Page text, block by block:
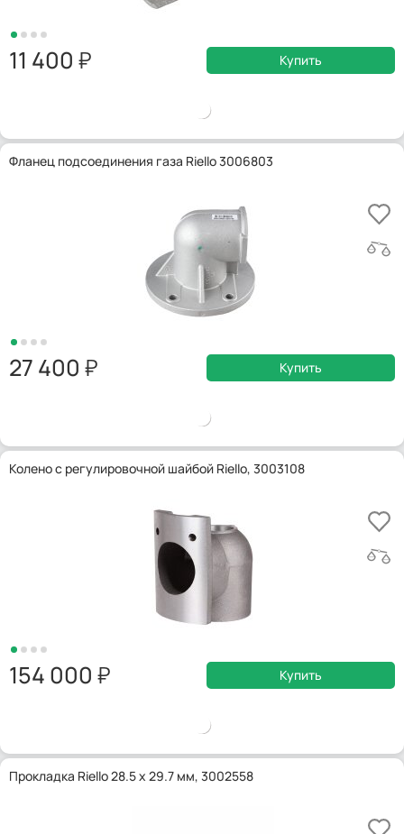
11 400 Купить
Фланец подсоединения газа Riello 3006803
27 400 Купить
Колено с регулировочной шайбой Riello, 3003108
154 000 Купить
Прокладка Riello 28.5 x 29.7 мм, 3002558